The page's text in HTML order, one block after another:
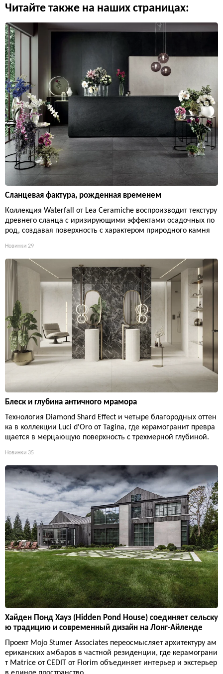
Читайте также на наших страницах:
Сланцевая фактура, рожденная временем
Коллекция Waterfall от Lea Ceramiche воспроизводит текстуру
древнего сланца с иризирующими эффектами осадочных по
род, создавая поверхность с характером природного камня
Новинки 29
Блеск и глубина античного мрамора
Технология Diamond Shard Effect и четыре благородных оттен
ка в коллекции Luci d'Oro от Tagina, где керамогранит превра
щается в мерцающую поверхность с трехмерной глубиной.
Новинки 35
Хайден Понд Хауз (Hidden Pond House) соединяет сельску
ю традицию и современный дизайн на Лонг-Айленде
Проект Mojo Stumer Associates переосмысляет архитектуру ам
ериканских амбаров в частной резиденции, где керамограни
т Matrice от CEDIT от Florim объединяет интерьер и экстерьер